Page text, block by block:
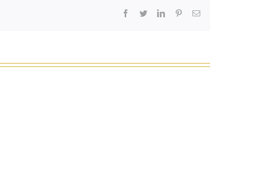
Facebook
TwitterLinkedInPinterestEmail